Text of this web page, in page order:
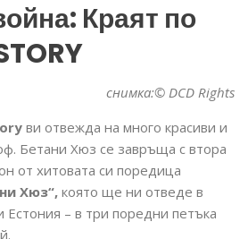
Краят по
снимка:© DCD Rights
ви отвежда на много красиви и
Бетани Хюз се завръща с втора
от хитовата си поредица
Хюз“, която ще ни отведе в
– в три поредни петъка